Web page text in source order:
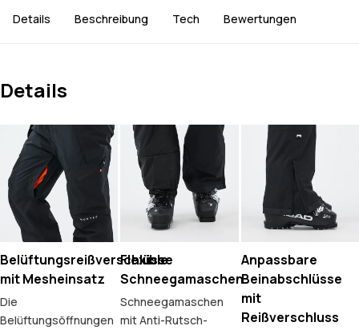
Details Beschreibung Tech Bewertungen
Details
Belüftungsreißverschlüsse
mit Mesheinsatz
Die
Belüftungsöffnungen
Flexible
Schneegamaschen
Schneegamaschen
mit Anti-Rutsch-
Anpassbare
Beinabschlüsse
mit
Reißverschluss